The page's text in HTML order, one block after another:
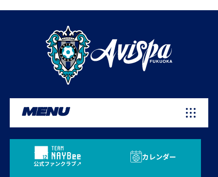
MENU
公式ファンクラブ
カレンダー